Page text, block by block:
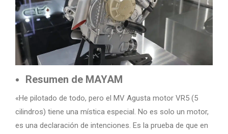
Resumen de MAYAM
«He pilotado de todo, pero el MV Agusta motor VR5 (5
cilindros) tiene una mística especial. No es solo un motor,
es una declaración de intenciones. Es la prueba de que en